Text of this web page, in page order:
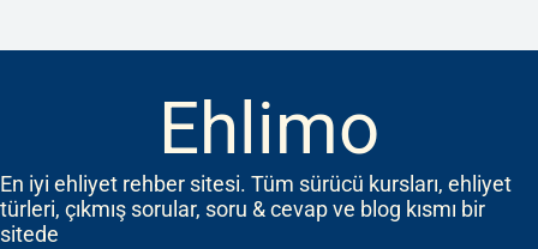
Ehlimo
En iyi ehliyet rehber sitesi. Tüm sürücü kursları, ehliyet
türleri, çıkmış sorular, soru & cevap ve blog kısmı bir
sitede